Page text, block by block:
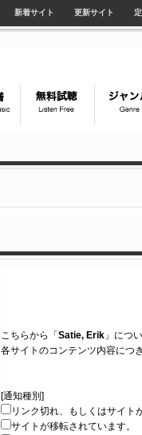
新着サイト 更新サイト
こちらから「 Satie, Erik 」につ
各サイトのコンテンツ内容につ
[通知種別]
リンク切れ、もしくはサイト
サイトが移転されています。